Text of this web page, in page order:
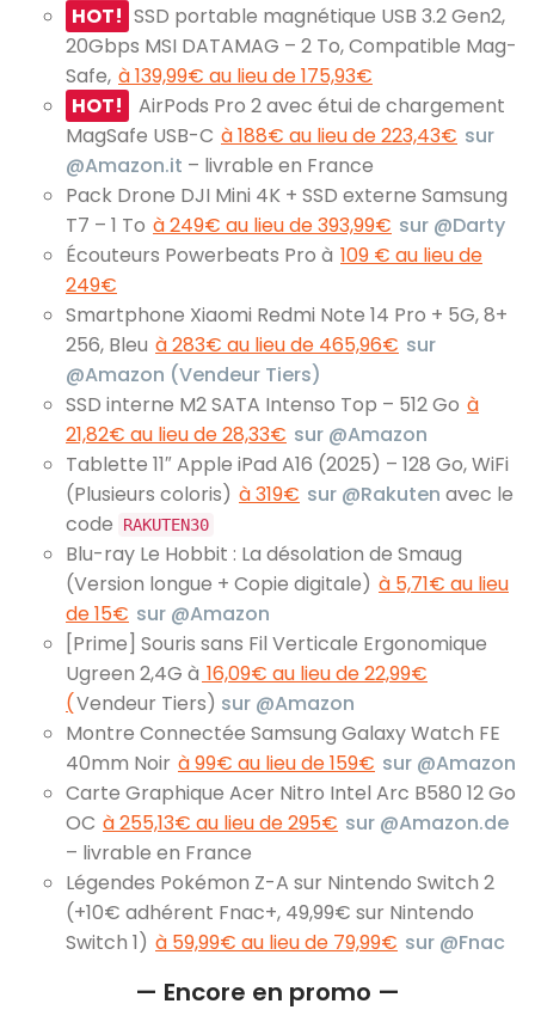
HOT! SSD portable magnétique USB 3.2 Gen2,
20Gbps MSI DATAMAG – 2 To, Compatible Mag-
Safe, à 139,99€ au lieu de 175,93€
HOT!
AirPods Pro 2 avec étui de chargement
MagSafe USB-C à 188€ au lieu de 223,43€ sur
@Amazon.it – livrable en France
Pack Drone DJI Mini 4K + SSD externe Samsung
T7 – 1 To à 249€ au lieu de 393,99€ sur @Darty
Écouteurs Powerbeats Pro à 109 € au lieu de
249€
Smartphone Xiaomi Redmi Note 14 Pro + 5G, 8+
256, Bleu à 283€ au lieu de 465,96€ sur
@Amazon (Vendeur Tiers)
SSD interne M2 SATA Intenso Top – 512 Go à
21,82€ au lieu de 28,33€ sur @Amazon
Tablette 11″ Apple iPad A16 (2025) – 128 Go, WiFi
(Plusieurs coloris) à 319€ sur @Rakuten avec le
code
RAKUTEN30
Blu-ray Le Hobbit : La désolation de Smaug
(Version longue + Copie digitale) à 5,71€ au lieu
de 15€ sur @Amazon
[Prime] Souris sans Fil Verticale Ergonomique
Ugreen 2,4G à 16,09€ au lieu de 22,99€
(Vendeur Tiers) sur @Amazon
Montre Connectée Samsung Galaxy Watch FE
40mm Noir à 99€ au lieu de 159€ sur @Amazon
Carte Graphique Acer Nitro Intel Arc B580 12 Go
OC à 255,13€ au lieu de 295€ sur @Amazon.de
– livrable en France
Légendes Pokémon Z-A sur Nintendo Switch 2
(+10€ adhérent Fnac+, 49,99€ sur Nintendo
Switch 1) à 59,99€ au lieu de 79,99€ sur @Fnac
— Encore en promo —